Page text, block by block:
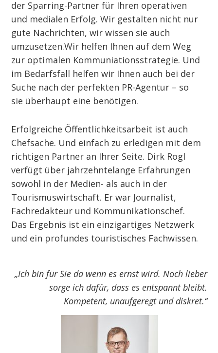
der Sparring-Partner für Ihren operativen
und medialen Erfolg. Wir gestalten nicht nur
gute Nachrichten, wir wissen sie auch
umzusetzen.Wir helfen Ihnen auf dem Weg
zur optimalen Kommuniationsstrategie. Und
im Bedarfsfall helfen wir Ihnen auch bei der
Suche nach der perfekten PR-Agentur – so
sie überhaupt eine benötigen.
Erfolgreiche Öffentlichkeitsarbeit ist auch
Chefsache. Und einfach zu erledigen mit dem
richtigen Partner an Ihrer Seite. Dirk Rogl
verfügt über jahrzehntelange Erfahrungen
sowohl in der Medien- als auch in der
Tourismuswirtschaft. Er war Journalist,
Fachredakteur und Kommunikationschef.
Das Ergebnis ist ein einzigartiges Netzwerk
und ein profundes touristisches Fachwissen.
„Ich bin für Sie da wenn es ernst wird. Noch lieber
sorge ich dafür, dass es entspannt bleibt.
Kompetent, unaufgeregt und diskret.“